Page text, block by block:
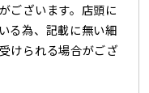
ございます。店頭に
る為、記載に無い細
けられる場合がござ